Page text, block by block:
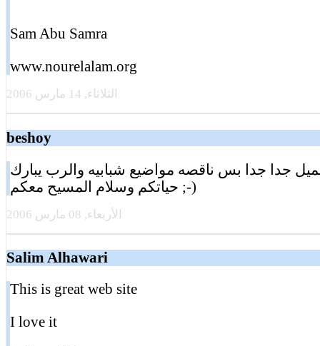
Sam Abu Samra
www.nourelalam.org
الثلاثاء, 14 مارس 2006
beshoy
جدا جدا بس ناقصه مواضيع شبابيه والرب يبارك
حياتكم وسلام المسيح معكم ;-)
الأربعاء, 08 مارس 2006
Salim Alhawari
This is great web site
I love it